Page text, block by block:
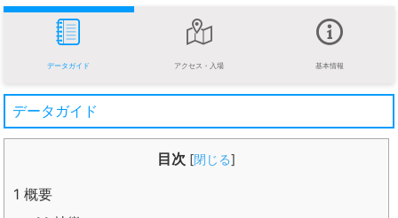
データガイド アクセス・入場 基本情報
データガイド
目次 [閉じる]
1 概要